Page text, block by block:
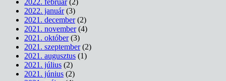
2022. február(2)
2022. január(3)
2021. december(2)
2021. november(4)
2021. október(3)
2021. szeptember(2)
2021. augusztus (1)
2021. július (2)
2021. június (2)